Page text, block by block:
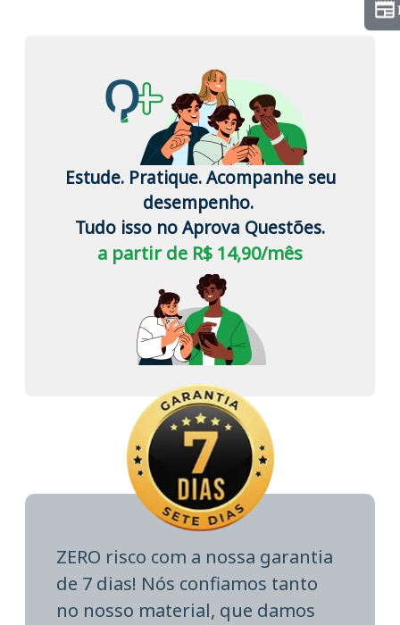
Estude. Pratique. Acompanhe seu
desempenho.
Tudo isso no Aprova Questões.
a partir de R$ 14,90/mês
ZERO risco com a nossa garantia
de 7 dias! Nós confiamos tanto
no nosso material, que damos